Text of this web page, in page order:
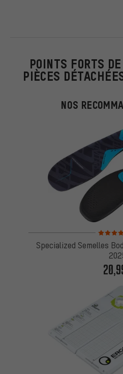
POINTS FORTS
PIÈCES
NOS
Note
Specialized Semelles